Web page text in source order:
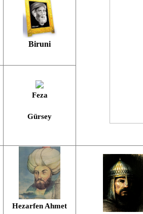
Biruni
Feza
Gürsey
Hezarfen Ahmet